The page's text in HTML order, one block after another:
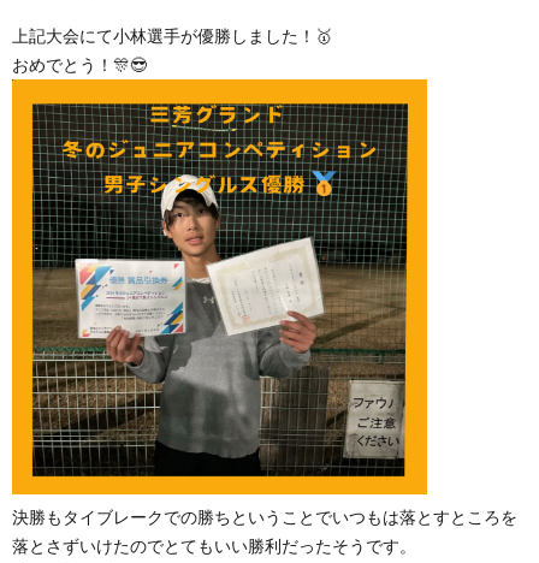
上記大会にて小林選手が優勝しました！🥇
おめでとう！🎊😎
決勝もタイブレークでの勝ちということでいつもは落とすところを
落とさずいけたのでとてもいい勝利だったそうです。